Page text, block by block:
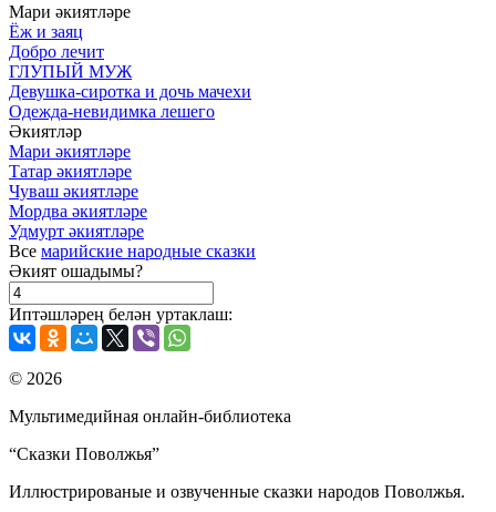
Мари әкиятләре
Ёж и заяц
Добро лечит
ГЛУПЫЙ МУЖ
Девушка-сиротка и дочь мачехи
Одежда-невидимка лешего
Әкиятләр
Мари әкиятләре
Татар әкиятләре
Чуваш әкиятләре
Мордва әкиятләре
Удмурт әкиятләре
Все марийские народные сказки
Әкият ошадымы?
Иптәшләрең белән уртаклаш:
© 2026
Мультимедийная онлайн-библиотека
“Сказки Поволжья”
Иллюстрированые и озвученные сказки народов Поволжья.